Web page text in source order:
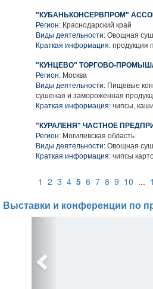
"КУБАНЬКОНСЕРВПРОМ"
Регион: Краснодарский край
Виды деятельности: Овощная
Краткая информация: продукция
"КУНЦЕВО" ТОРГОВО-
Регион: Москва
Виды деятельности: Пищевые
сушеная и замороженная
Краткая информация: чипсы,
"КУРАЛЕНЯ" ЧАСТНОЕ
Регион: Могилевская область
Виды деятельности: Овощная
Краткая информация: чипсы
1 2 3 4 5 6 7 8 9 10 ...
Выставки и конференции по